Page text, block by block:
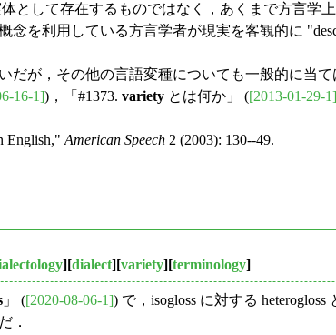
として存在するものではなく，あくまで方言学
念を利用している方言学者が現実を客観的に
が，その他の言語変種についても一般的に当
16-1])，「#1373. variety とは何か」 ([2013-01-29-1]
English," American Speech 2 (2003): 130--49.
][dialect][variety][terminology]
」 ([2020-08-06-1]) で，isogloss に対する
．